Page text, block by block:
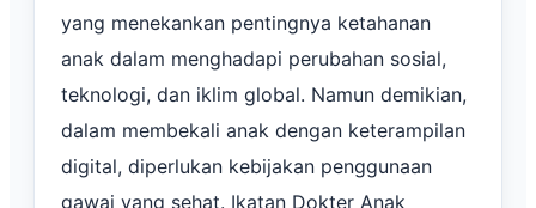
yang menekankan pentingnya ketahanan
anak dalam menghadapi perubahan sosial,
teknologi, dan iklim global. Namun demikian,
dalam membekali anak dengan keterampilan
digital, diperlukan kebijakan penggunaan
gawai yang sehat. Ikatan Dokter Anak